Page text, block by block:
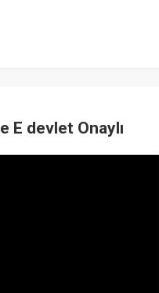
E devlet Onaylı